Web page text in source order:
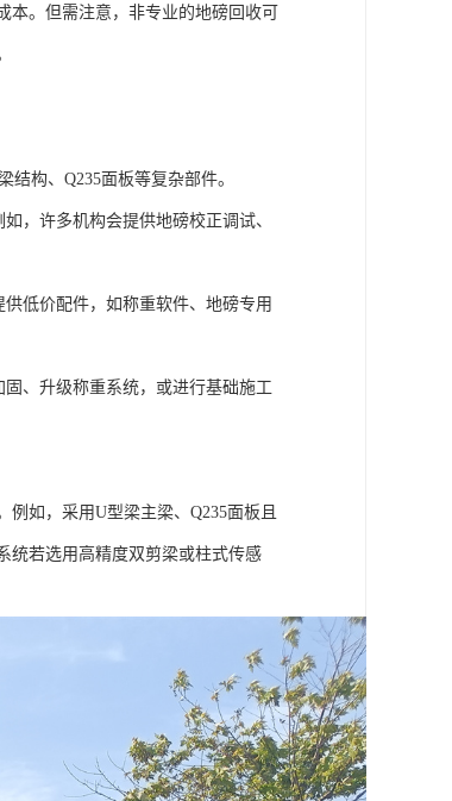
。但需注意，非专业的地磅回收可
构、Q235面板等复杂部件。
，许多机构会提供地磅校正调试、
低价配件，如称重软件、地磅专用
、升级称重系统，或进行基础施工
如，采用U型梁主梁、Q235面板且
统若选用高精度双剪梁或柱式传感